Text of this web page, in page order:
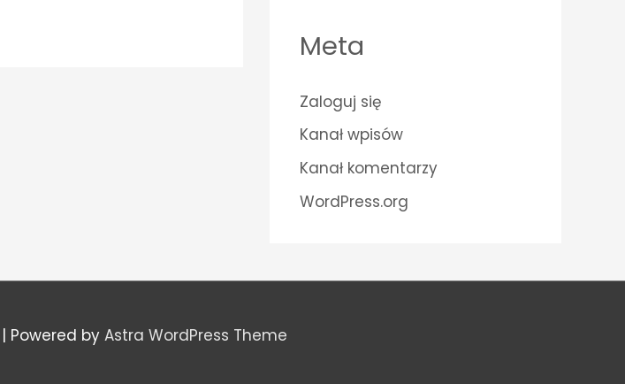
Meta
Zaloguj się
Kanał wpisów
Kanał komentarzy
WordPress.org
| Powered by Astra WordPress Theme